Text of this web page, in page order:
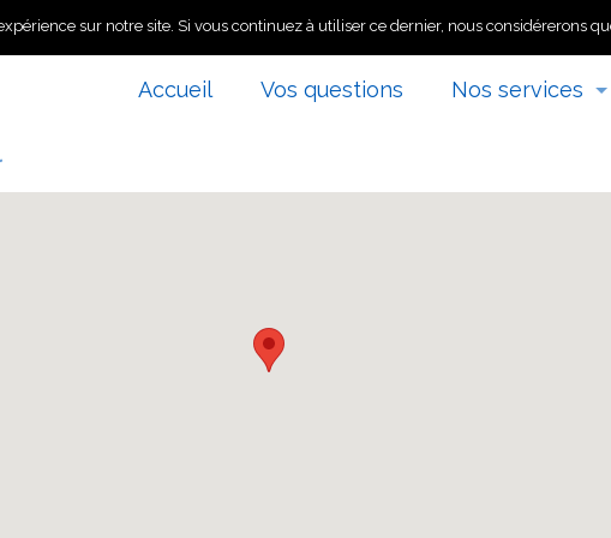
Accueil Vos questions Nos services
sur notre site. Si vous continuez à utiliser ce dernier, nous considérerons